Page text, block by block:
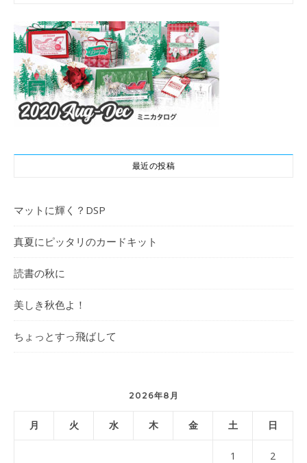
最近の投稿
マットに輝く？DSP
真夏にピッタリのカードキット
読書の秋に
美しき秋色よ！
ちょっとすっ飛ばして
2026年8月
月 火 水 木 金 土 日
1 2